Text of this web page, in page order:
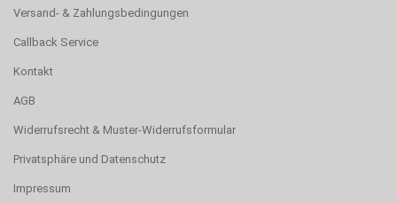
Versand- & Zahlungsbedingungen
Callback Service
Kontakt
AGB
Widerrufsrecht & Muster-Widerrufsformular
Privatsphäre und Datenschutz
Impressum